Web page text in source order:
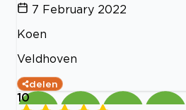
7 February 2022
Koen
Veldhoven
delen
10